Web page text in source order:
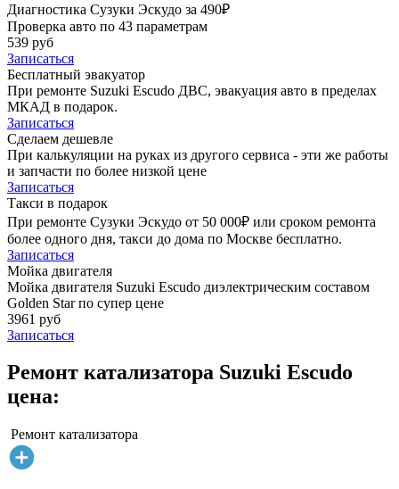
Диагностика Сузуки Эскудо за 490₽
Проверка авто по 43 параметрам
539 руб
Записаться
Бесплатный эвакуатор
При ремонте Suzuki Escudo ДВС, эвакуация авто в пределах
МКАД в подарок.
Записаться
Сделаем дешевле
При калькуляции на руках из другого сервиса - эти же работы
и запчасти по более низкой цене
Записаться
Такси в подарок
При ремонте Сузуки Эскудо от 50 000₽ или сроком ремонта
более одного дня, такси до дома по Москве бесплатно.
Записаться
Мойка двигателя
Мойка двигателя Suzuki Escudo диэлектрическим составом
Golden Star по супер цене
3961 руб
Записаться
Ремонт катализатора Suzuki Escudo
цена:
Ремонт катализатора